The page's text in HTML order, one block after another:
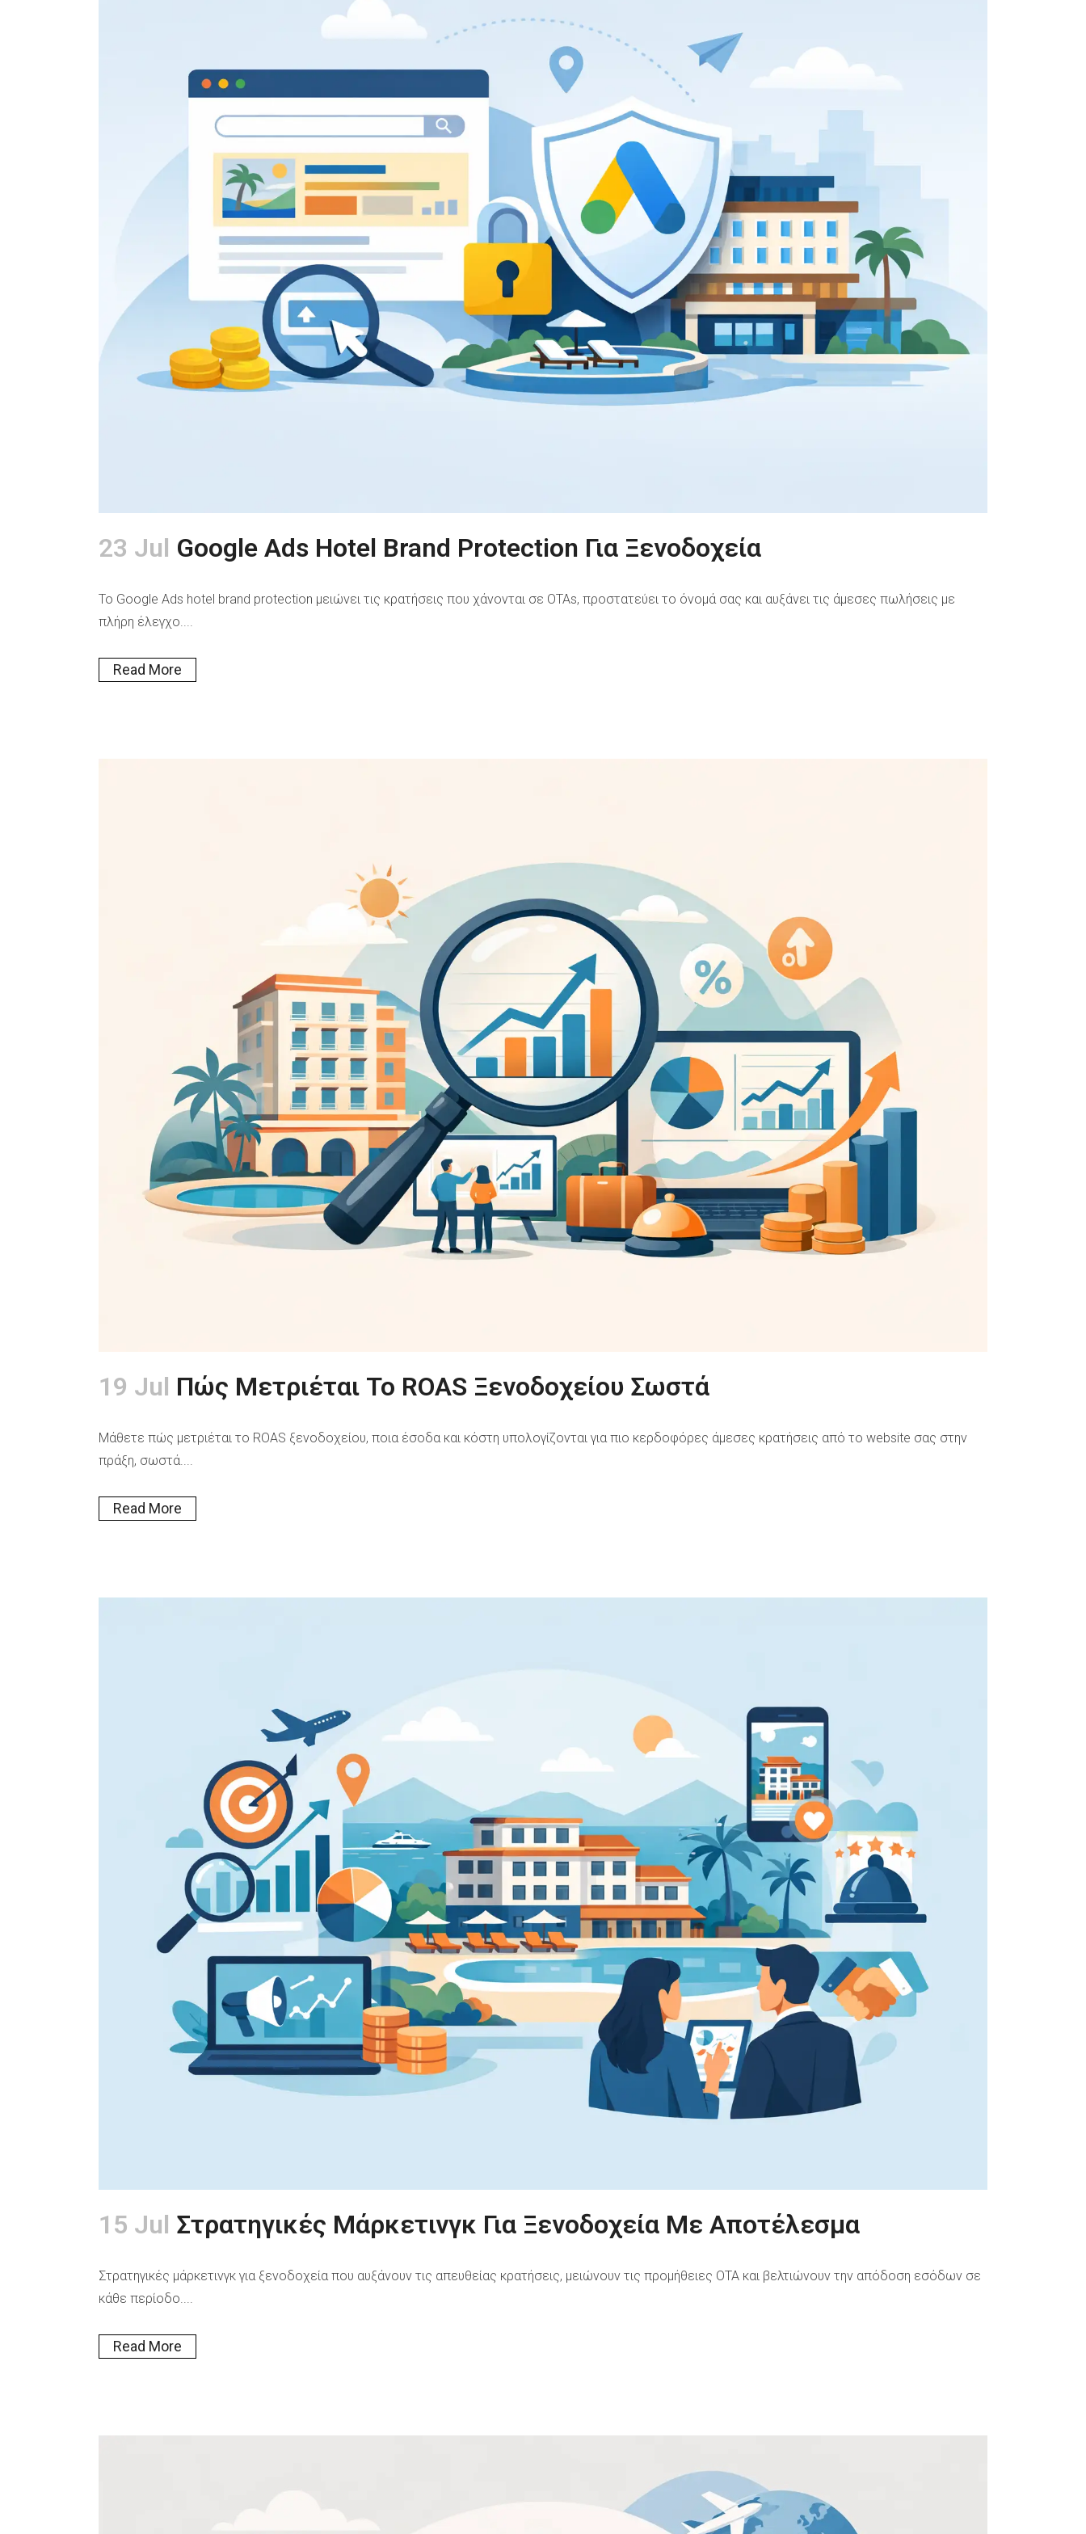
23 Jul Google Ads Hotel Brand Protection Για Ξενοδοχεία
Το Google Ads hotel brand protection μειώνει τις κρατήσεις που χάνονται σε OTAs, προστατεύει το όνομά σας και αυξάνει τις άμεσες πωλήσεις με
πλήρη έλεγχο....
Read More
19 Jul Πώς Μετριέται Το ROAS Ξενοδοχείου Σωστά
Μάθετε πώς μετριέται το ROAS ξενοδοχείου, ποια έσοδα και κόστη υπολογίζονται για πιο κερδοφόρες άμεσες κρατήσεις από το website σας στην
πράξη, σωστά....
Read More
15 Jul Στρατηγικές Μάρκετινγκ Για Ξενοδοχεία Με Αποτέλεσμα
Στρατηγικές μάρκετινγκ για ξενοδοχεία που αυξάνουν τις απευθείας κρατήσεις, μειώνουν τις προμήθειες OTA και βελτιώνουν την απόδοση εσόδων σε
κάθε περίοδο....
Read More